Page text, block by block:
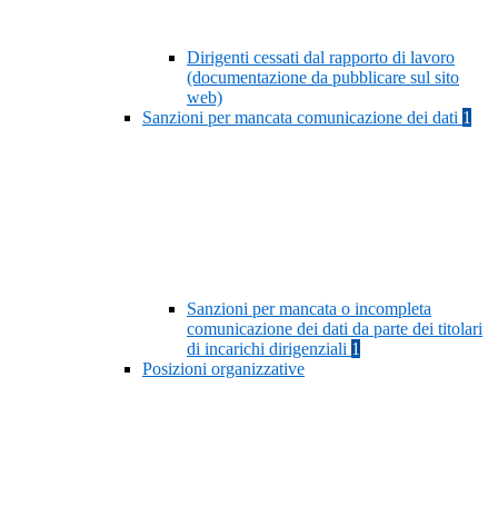
Dirigenti cessati dal rapporto di lavoro
(documentazione da pubblicare sul sito
web)
Sanzioni per mancata comunicazione dei dati 1
Sanzioni per mancata o incompleta
comunicazione dei dati da parte dei titolari
di incarichi dirigenziali 1
Posizioni organizzative